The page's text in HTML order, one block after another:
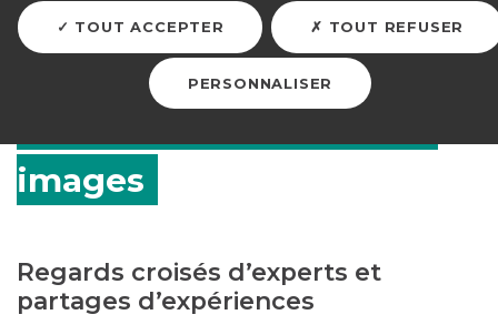
Les Rendez-Vous Tégo
images
Regards croisés d’experts et
partages d’expériences
TOUT ACCEPTER TOUT REFUSER
PERSONNALISER